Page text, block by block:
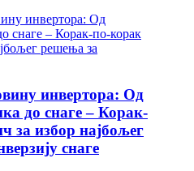
инвертора: Од
до снаге – Корак-
за избор најбољег
снаге